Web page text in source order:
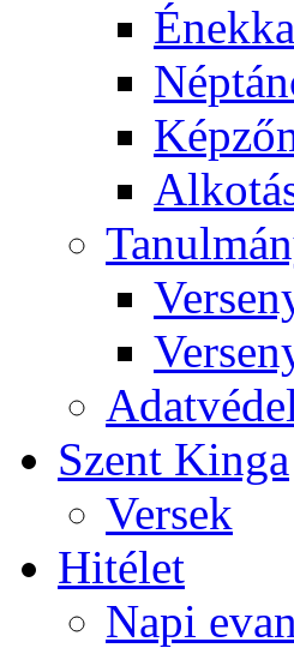
Szent Kinga
Versek
Hitélet
Napi